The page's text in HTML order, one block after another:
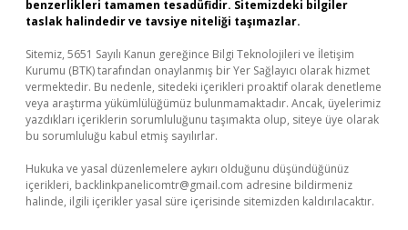
benzerlikleri tamamen tesadüfidir. Sitemizdeki bilgiler
taslak halindedir ve tavsiye niteliği taşımazlar.
Sitemiz, 5651 Sayılı Kanun gereğince Bilgi Teknolojileri ve İletişim
Kurumu (BTK) tarafından onaylanmış bir Yer Sağlayıcı olarak hizmet
vermektedir. Bu nedenle, sitedeki içerikleri proaktif olarak denetleme
veya araştırma yükümlülüğümüz bulunmamaktadır. Ancak, üyelerimiz
yazdıkları içeriklerin sorumluluğunu taşımakta olup, siteye üye olarak
bu sorumluluğu kabul etmiş sayılırlar.
Hukuka ve yasal düzenlemelere aykırı olduğunu düşündüğünüz
içerikleri, backlinkpanelicomtr@gmail.com adresine bildirmeniz
halinde, ilgili içerikler yasal süre içerisinde sitemizden kaldırılacaktır.